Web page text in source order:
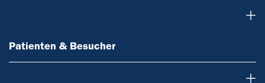
Patienten & Besucher